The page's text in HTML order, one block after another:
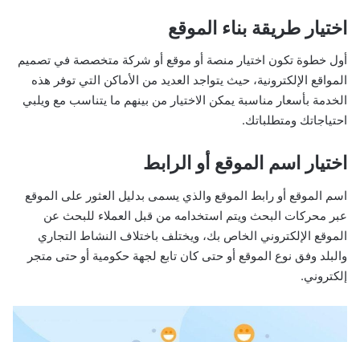
اختيار طريقة بناء الموقع
أول خطوة تكون اختيار منصة أو موقع أو شركة متخصصة في تصميم
المواقع الإلكترونية، حيث يتواجد العديد من الأماكن التي توفر هذه
الخدمة بأسعار مناسبة يمكن الاختيار من بينهم ما يتناسب مع ويلبي
احتياجاتك ومتطلباتك.
اختيار اسم الموقع أو الرابط
اسم الموقع أو رابط الموقع والذي يسمى بدليل العثور على الموقع
عبر محركات البحث ويتم استخدامه من قبل العملاء للبحث عن
الموقع الإلكتروني الخاص بك، ويختلف باختلاف النشاط التجاري
والبلد وفق نوع الموقع أو حتى كان تابع لجهة حكومية أو حتى متجر
إلكتروني.